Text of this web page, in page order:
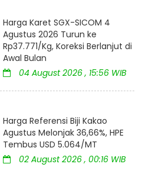
Harga Karet SGX-SICOM 4
Agustus 2026 Turun ke
Rp37.771/Kg, Koreksi Berlanjut di
Awal Bulan
04 August 2026 , 15:56 WIB
Harga Referensi Biji Kakao
Agustus Melonjak 36,66%, HPE
Tembus USD 5.064/MT
02 August 2026 , 00:16 WIB